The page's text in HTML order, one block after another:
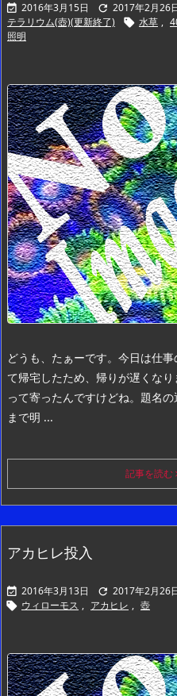
 2016年3月15日  2017年2月26
テラリウム(壺)(更新終了)
 水草 ,
照明
どうも、たぁーです。 今日は仕
て帰宅したため、帰りが遅くなり
って寄ったんですけどね。 題名の
まで明 ...
記事を読む
アカヒレ投入
 2016年3月13日  2017年2月26
 ウィローモス , アカヒレ , 壺